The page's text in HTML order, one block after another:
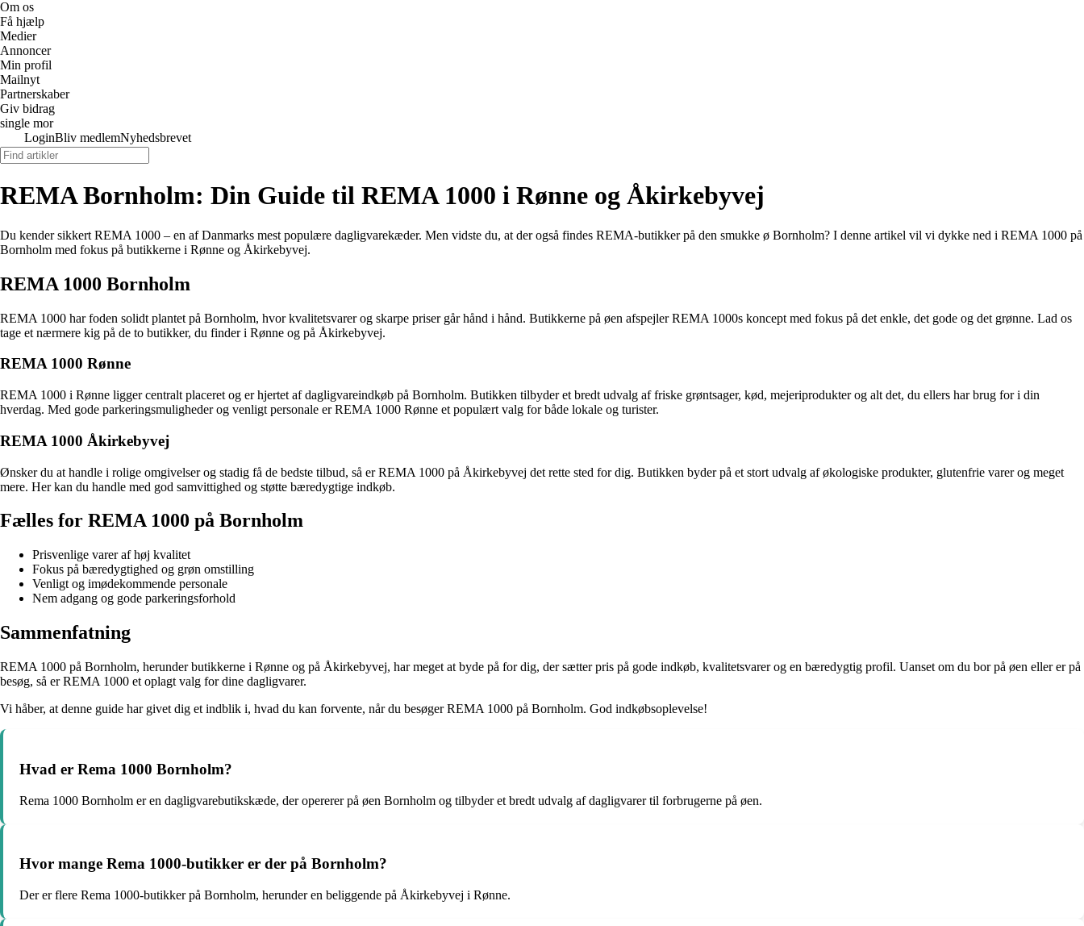
Om os
Få hjælp
Medier
Annoncer
Min profil
Mailnyt
Partnerskaber
Giv bidrag
single mor
LoginBliv medlemNyhedsbrevet
REMA Bornholm: Din Guide til REMA 1000 i Rønne og Åkirkebyvej
Du kender sikkert REMA 1000 – en af Danmarks mest populære dagligvarekæder. Men vidste du, at der også findes REMA-butikker på den smukke ø Bornholm? I denne artikel vil vi dykke ned i REMA 1000 på
Bornholm med fokus på butikkerne i Rønne og Åkirkebyvej.
REMA 1000 Bornholm
REMA 1000 har foden solidt plantet på Bornholm, hvor kvalitetsvarer og skarpe priser går hånd i hånd. Butikkerne på øen afspejler REMA 1000s koncept med fokus på det enkle, det gode og det grønne. Lad os
tage et nærmere kig på de to butikker, du finder i Rønne og på Åkirkebyvej.
REMA 1000 Rønne
REMA 1000 i Rønne ligger centralt placeret og er hjertet af dagligvareindkøb på Bornholm. Butikken tilbyder et bredt udvalg af friske grøntsager, kød, mejeriprodukter og alt det, du ellers har brug for i din
hverdag. Med gode parkeringsmuligheder og venligt personale er REMA 1000 Rønne et populært valg for både lokale og turister.
REMA 1000 Åkirkebyvej
Ønsker du at handle i rolige omgivelser og stadig få de bedste tilbud, så er REMA 1000 på Åkirkebyvej det rette sted for dig. Butikken byder på et stort udvalg af økologiske produkter, glutenfrie varer og meget
mere. Her kan du handle med god samvittighed og støtte bæredygtige indkøb.
Fælles for REMA 1000 på Bornholm
Prisvenlige varer af høj kvalitet
Fokus på bæredygtighed og grøn omstilling
Venligt og imødekommende personale
Nem adgang og gode parkeringsforhold
Sammenfatning
REMA 1000 på Bornholm, herunder butikkerne i Rønne og på Åkirkebyvej, har meget at byde på for dig, der sætter pris på gode indkøb, kvalitetsvarer og en bæredygtig profil. Uanset om du bor på øen eller er på
besøg, så er REMA 1000 et oplagt valg for dine dagligvarer.
Vi håber, at denne guide har givet dig et indblik i, hvad du kan forvente, når du besøger REMA 1000 på Bornholm. God indkøbsoplevelse!
Hvad er Rema 1000 Bornholm?
Rema 1000 Bornholm er en dagligvarebutikskæde, der opererer på øen Bornholm og tilbyder et bredt udvalg af dagligvarer til forbrugerne på øen.
Hvor mange Rema 1000-butikker er der på Bornholm?
Der er flere Rema 1000-butikker på Bornholm, herunder en beliggende på Åkirkebyvej i Rønne.